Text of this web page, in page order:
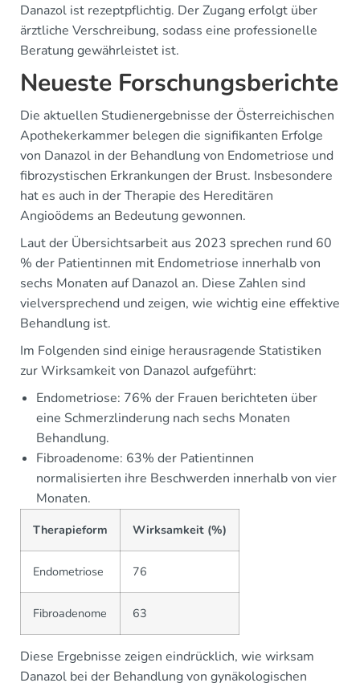
Danazol ist rezeptpflichtig. Der Zugang erfolgt über
ärztliche Verschreibung, sodass eine professionelle
Beratung gewährleistet ist.
Neueste Forschungsberichte
Die aktuellen Studienergebnisse der Österreichischen
Apothekerkammer belegen die signifikanten Erfolge
von Danazol in der Behandlung von Endometriose und
fibrozystischen Erkrankungen der Brust. Insbesondere
hat es auch in der Therapie des Hereditären
Angioödems an Bedeutung gewonnen.
Laut der Übersichtsarbeit aus 2023 sprechen rund 60
% der Patientinnen mit Endometriose innerhalb von
sechs Monaten auf Danazol an. Diese Zahlen sind
vielversprechend und zeigen, wie wichtig eine effektive
Behandlung ist.
Im Folgenden sind einige herausragende Statistiken
zur Wirksamkeit von Danazol aufgeführt:
Endometriose: 76% der Frauen berichteten über
eine Schmerzlinderung nach sechs Monaten
Behandlung.
Fibroadenome: 63% der Patientinnen
normalisierten ihre Beschwerden innerhalb von vier
Monaten.
Therapieform Wirksamkeit (%)
Endometriose 76
Fibroadenome 63
Diese Ergebnisse zeigen eindrücklich, wie wirksam
Danazol bei der Behandlung von gynäkologischen